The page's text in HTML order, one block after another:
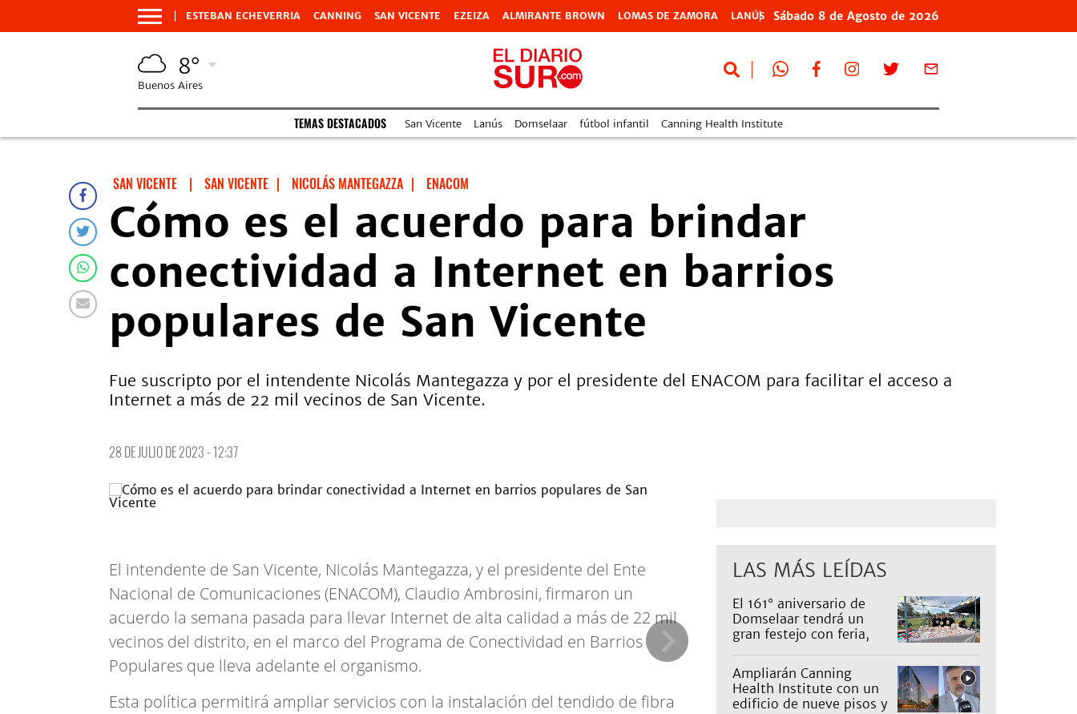
ESTEBAN ECHEVERRIA CANNING SAN VICENTE EZEIZA ALMIRANTE BROWN LOMAS DE ZAMORA LANÚS Sábado 8 de Agosto de 2026
8°
Buenos Aires
TEMAS DESTACADOS San Vicente Lanús Domselaar fútbol infantil Canning Health Institute
SAN VICENTE | SAN VICENTE | NICOLÁS MANTEGAZZA | ENACOM
Cómo es el acuerdo para brindar
conectividad a Internet en barrios
populares de San Vicente
Fue suscripto por el intendente Nicolás Mantegazza y por el presidente del ENACOM para facilitar el acceso a
Internet a más de 22 mil vecinos de San Vicente.
28 DE JULIO DE 2023 - 12:37
El intendente de San Vicente, Nicolás Mantegazza, y el presidente del Ente
Nacional de Comunicaciones (ENACOM), Claudio Ambrosini, firmaron un
acuerdo la semana pasada para llevar Internet de alta calidad a más de 22 mil
vecinos del distrito, en el marco del Programa de Conectividad en Barrios
Populares que lleva adelante el organismo.
Esta política permitirá ampliar servicios con la instalación del tendido de fibra
LAS MÁS LEÍDAS
El 161° aniversario de
Domselaar tendrá un
gran festejo con feria,
propuestas para niños
Ampliarán Canning
Health Institute con un
edificio de nueve pisos y